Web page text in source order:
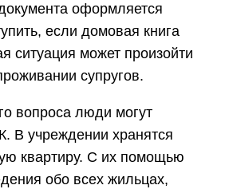
оформляется
если домовая книга
ситуация может произойти
супругов.
вопроса люди могут
В учреждении хранятся
квартиру. С их помощью
обо всех жильцах,